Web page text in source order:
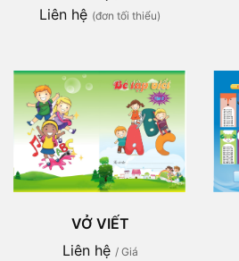
Liên hệ (đơn tối thiểu)
VỞ VIẾT
Liên hệ / Giá